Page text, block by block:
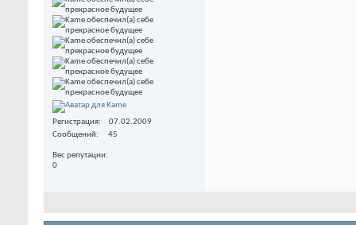
Регистрация
07.02.2009
Сообщений
45
Вес репутации
0